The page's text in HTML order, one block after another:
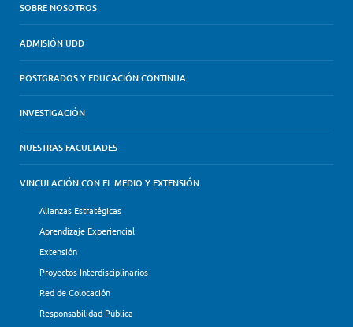
SOBRE NOSOTROS
ADMISIÓN UDD
POSTGRADOS Y EDUCACIÓN CONTINUA
INVESTIGACIÓN
NUESTRAS FACULTADES
VINCULACIÓN CON EL MEDIO Y EXTENSIÓN
Alianzas Estratégicas
Aprendizaje Experiencial
Extensión
Proyectos Interdisciplinarios
Red de Colocación
Responsabilidad Pública